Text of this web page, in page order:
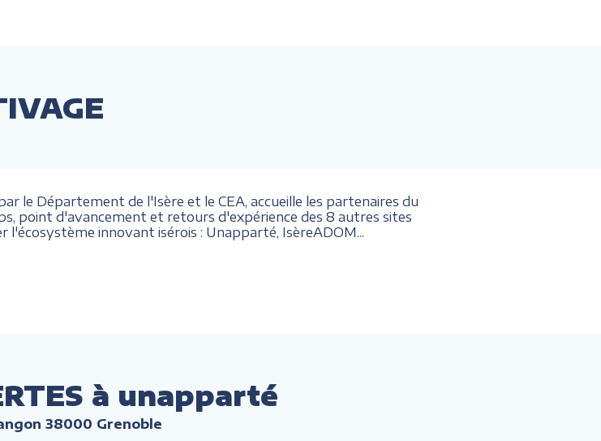
le Département de l'Isère et le CEA, accueille les partenaires du
point d'avancement et retours d'expérience des 8 autres sites
l'écosystème innovant isérois : Unapparté, IsèreADOM...
à unapparté
38000 Grenoble